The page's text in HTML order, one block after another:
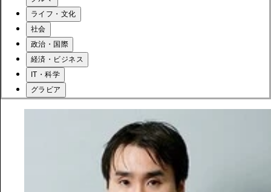
ライフ・文化
社会
政治・国際
経済・ビジネス
IT・科学
グラビア